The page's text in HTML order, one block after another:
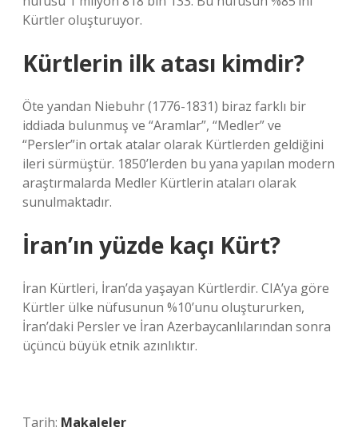
Kürtler oluşturuyor.
Kürtlerin ilk atası kimdir?
Öte yandan Niebuhr (1776-1831) biraz farklı bir
iddiada bulunmuş ve “Aramlar”, “Medler” ve
“Persler”in ortak atalar olarak Kürtlerden geldiğini
ileri sürmüştür. 1850’lerden bu yana yapılan modern
araştırmalarda Medler Kürtlerin ataları olarak
sunulmaktadır.
İran’ın yüzde kaçı Kürt?
İran Kürtleri, İran’da yaşayan Kürtlerdir. CIA’ya göre
Kürtler ülke nüfusunun %10’unu oluştururken,
İran’daki Persler ve İran Azerbaycanlılarından sonra
üçüncü büyük etnik azınlıktır.
Tarih: Makaleler